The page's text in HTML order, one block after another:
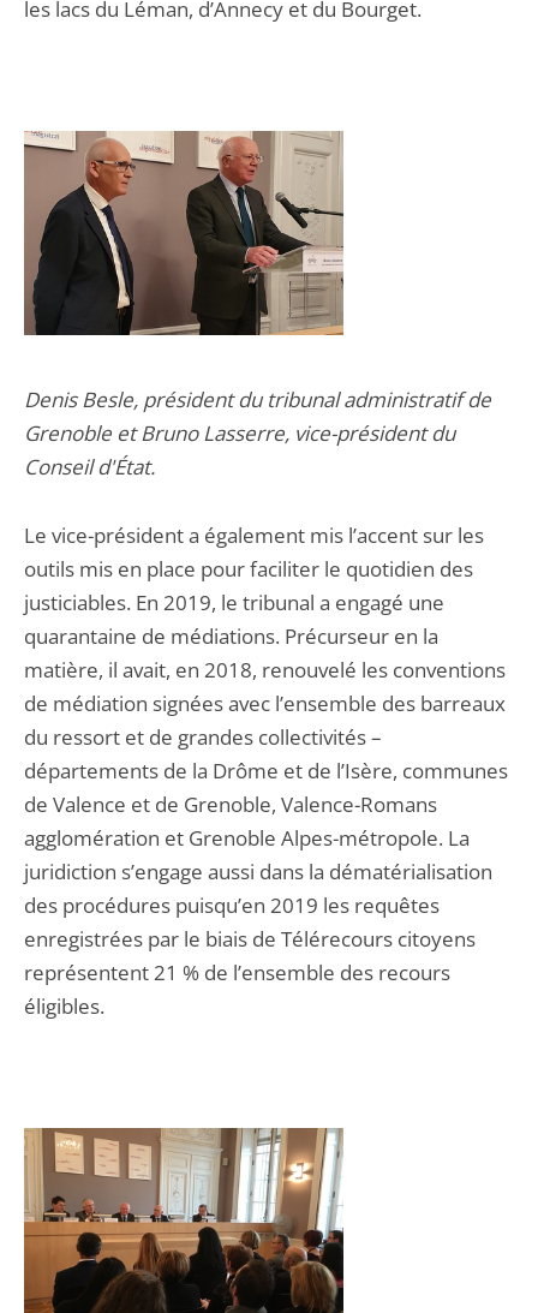
les lacs du Léman, d’Annecy et du Bourget.
Denis Besle, président du tribunal administratif de
Grenoble et Bruno Lasserre, vice-président du
Conseil d'État.
Le vice-président a également mis l’accent sur les
outils mis en place pour faciliter le quotidien des
justiciables. En 2019, le tribunal a engagé une
quarantaine de médiations. Précurseur en la
matière, il avait, en 2018, renouvelé les conventions
de médiation signées avec l’ensemble des barreaux
du ressort et de grandes collectivités –
départements de la Drôme et de l’Isère, communes
de Valence et de Grenoble, Valence-Romans
agglomération et Grenoble Alpes-métropole. La
juridiction s’engage aussi dans la dématérialisation
des procédures puisqu’en 2019 les requêtes
enregistrées par le biais de Télérecours citoyens
représentent 21 % de l’ensemble des recours
éligibles.